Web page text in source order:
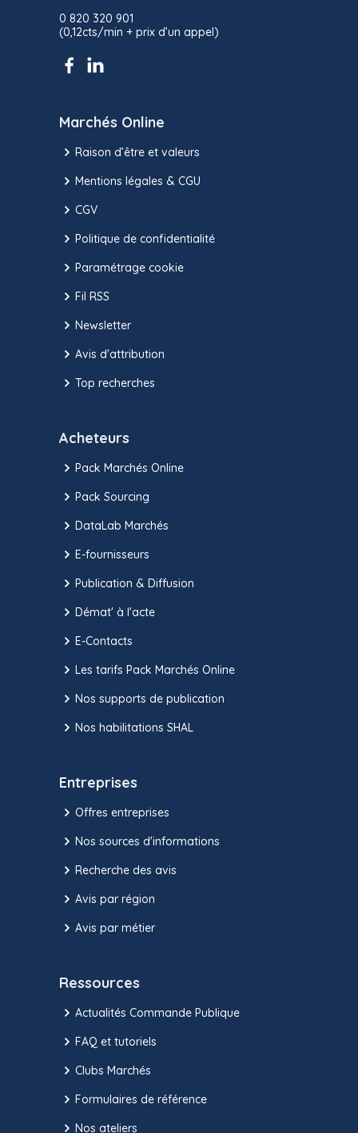
0 820 320 901
(0,12cts/min + prix d’un appel)
Marchés Online
Raison d’être et valeurs
Mentions légales & CGU
CGV
Politique de confidentialité
Paramétrage cookie
Fil RSS
Newsletter
Avis d'attribution
Top recherches
Acheteurs
Pack Marchés Online
Pack Sourcing
DataLab Marchés
E-fournisseurs
Publication & Diffusion
Démat' à l'acte
E-Contacts
Les tarifs Pack Marchés Online
Nos supports de publication
Nos habilitations SHAL
Entreprises
Offres entreprises
Nos sources d'informations
Recherche des avis
Avis par région
Avis par métier
Ressources
Actualités Commande Publique
FAQ et tutoriels
Clubs Marchés
Formulaires de référence
Nos ateliers